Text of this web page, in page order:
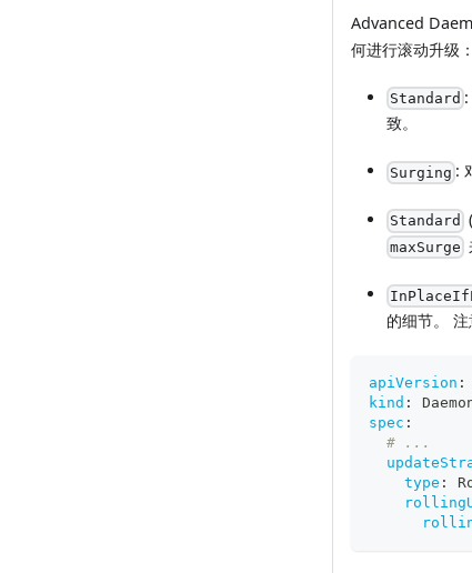
Advanced
何进行滚动升级：
Standard
致。
Surging :
Standard
maxSurge
的细节。
apiVersion :
kind :
spec :
# ...
type :